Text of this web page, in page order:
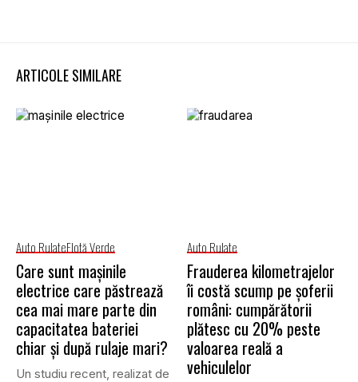
ARTICOLE SIMILARE
Auto RulateFlotă Verde
Care sunt mașinile
electrice care păstrează
cea mai mare parte din
capacitatea bateriei
chiar și după rulaje mari?
Un studiu recent, realizat de
Auto Rulate
Frauderea kilometrajelor
îi costă scump pe șoferii
români: cumpărătorii
plătesc cu 20% peste
valoarea reală a
vehiculelor